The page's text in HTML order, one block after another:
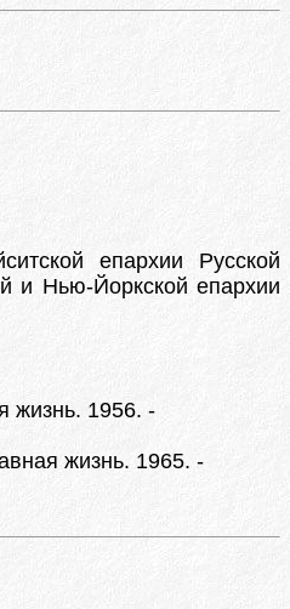
епархии Русской
и Нью-Йоркской епархии
жизнь. 1956. -
жизнь. 1965. -